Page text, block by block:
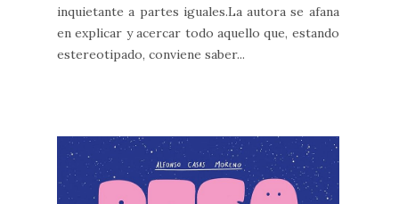
inquietante a partes iguales.La autora se afana
en explicar y acercar todo aquello que, estando
estereotipado, conviene saber...